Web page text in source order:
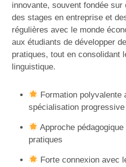
innovante, souvent fondée
des stages en entreprise et
régulières avec le monde
aux étudiants de développer
pratiques, tout en consolidant
linguistique.
Formation polyvalente
spécialisation progressive
Approche
pratiques
Forte connexion avec